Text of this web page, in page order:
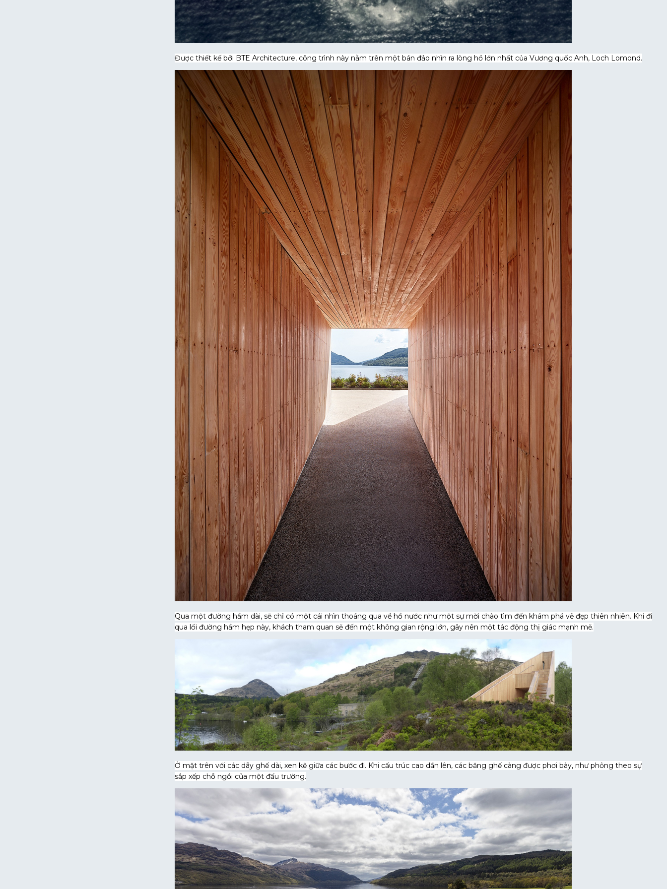
Được thiết kế bởi BTE Architecture, công trình này nằm trên một bán đảo nhìn ra lòng hồ lớn nhất của Vương quốc Anh, Loch Lomond.
Qua một đường hầm dài, sẽ chỉ có một cái nhìn thoáng qua về hồ nước như một sự mời chào tìm đến khám phá vẻ đẹp thiên nhiên. Khi đi
qua lối đường hầm hẹp này, khách tham quan sẽ đến một không gian rộng lớn, gây nên một tác động thị giác mạnh mẽ.
Ở mặt trên với các dãy ghế dài, xen kẽ giữa các bước đi. Khi cấu trúc cao dần lên, các băng ghế càng được phơi bày, như phỏng theo sự
sắp xếp chỗ ngồi của một đấu trường.